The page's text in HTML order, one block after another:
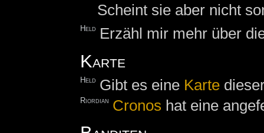
Scheint sie aber nicht
Held Erzähl mir mehr über
Karte
Held Gibt es eine Karte
Riordian Cronos hat eine